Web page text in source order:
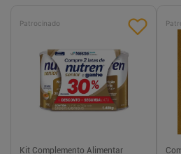
Patrocinado
Kit Complemento Alimentar